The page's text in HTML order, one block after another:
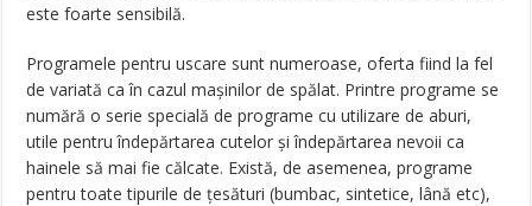
este foarte sensibilă.
Programele pentru uscare sunt numeroase, oferta fiind la fel
de variată ca în cazul mașinilor de spălat. Printre programe se
numără o serie specială de programe cu utilizare de aburi,
utile pentru îndepărtarea cutelor și îndepărtarea nevoii ca
hainele să mai fie călcate. Există, de asemenea, programe
pentru toate tipurile de țesături (bumbac, sintetice, lână etc),